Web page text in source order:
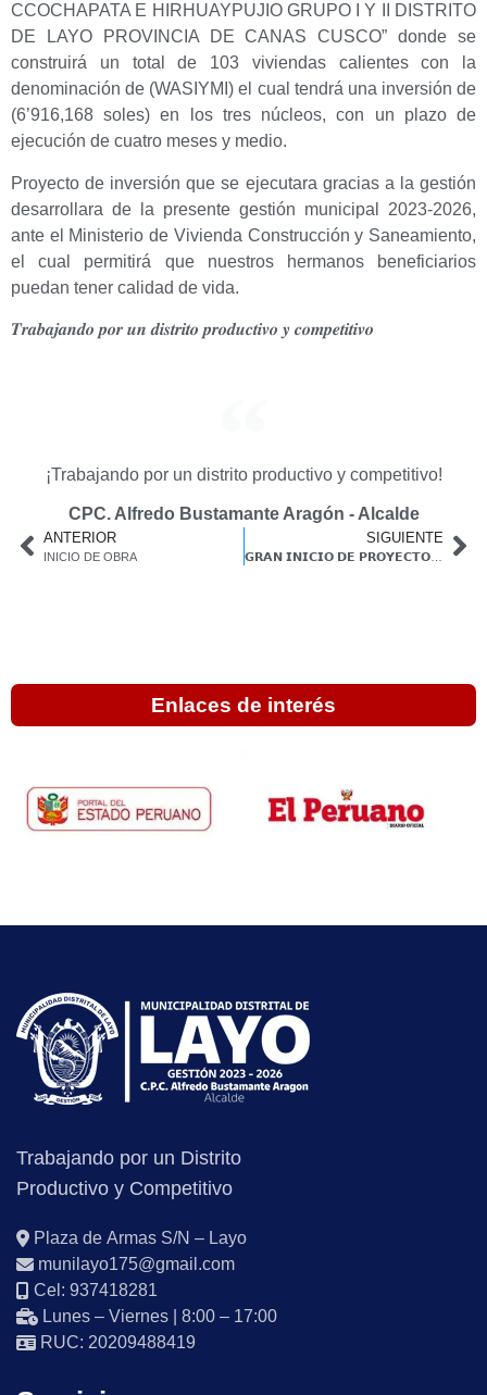
CCOCHAPATA E HIRHUAYPUJIO GRUPO I Y II DISTRITO
DE LAYO PROVINCIA DE CANAS CUSCO” donde se
construirá un total de 103 viviendas calientes con la
denominación de (WASIYMI) el cual tendrá una inversión de
(6’916,168 soles) en los tres núcleos, con un plazo de
ejecución de cuatro meses y medio.
Proyecto de inversión que se ejecutara gracias a la gestión
desarrollara de la presente gestión municipal 2023-2026,
ante el Ministerio de Vivienda Construcción y Saneamiento,
el cual permitirá que nuestros hermanos beneficiarios
puedan tener calidad de vida.
𝑻𝒓𝒂𝒃𝒂𝒋𝒂𝒏𝒅𝒐 𝒑𝒐𝒓 𝒖𝒏 𝒅𝒊𝒔𝒕𝒓𝒊𝒕𝒐 𝒑𝒓𝒐𝒅𝒖𝒄𝒕𝒊𝒗𝒐 𝒚 𝒄𝒐𝒎𝒑𝒆𝒕𝒊𝒕𝒊𝒗𝒐
¡Trabajando por un distrito productivo y competitivo!
CPC. Alfredo Bustamante Aragón - Alcalde
ANTERIOR
INICIO DE OBRA
SIGUIENTE
𝗚𝗥𝗔𝗡 𝗜𝗡𝗜𝗖𝗜𝗢 𝗗𝗘 𝗣𝗥𝗢𝗬𝗘𝗖𝗧𝗢𝗦 𝗤𝗨𝗘 𝗜𝗠𝗣𝗨𝗟𝗦𝗔𝗥Á𝗡 𝗟𝗔 𝗣𝗥𝗢𝗗𝗨𝗖𝗖𝗜Ó𝗡 𝗗𝗘 𝗖𝗨𝗬𝗘𝗦 𝗬 𝗧𝗥𝗨𝗖𝗛𝗔𝗦 𝗘𝗡 𝗟𝗔𝗬𝗢
Enlaces de interés
Trabajando por un Distrito
Productivo y Competitivo
Plaza de Armas S/N – Layo
munilayo175@gmail.com
Cel: 937418281
Lunes – Viernes | 8:00 – 17:00
RUC: 20209488419